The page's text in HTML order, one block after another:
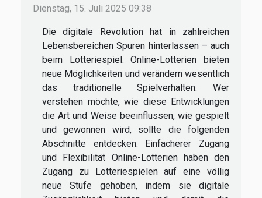
Dienstag, 15. Juli 2025 09:38
Die digitale Revolution hat in zahlreichen
Lebensbereichen Spuren hinterlassen – auch
beim Lotteriespiel. Online-Lotterien bieten
neue Möglichkeiten und verändern wesentlich
das traditionelle Spielverhalten. Wer
verstehen möchte, wie diese Entwicklungen
die Art und Weise beeinflussen, wie gespielt
und gewonnen wird, sollte die folgenden
Abschnitte entdecken. Einfacherer Zugang
und Flexibilität Online-Lotterien haben den
Zugang zu Lotteriespielen auf eine völlig
neue Stufe gehoben, indem sie digitale